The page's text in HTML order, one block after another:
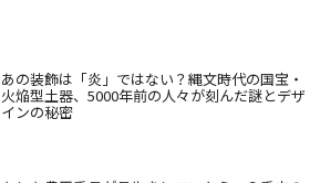
あの装飾は「炎」ではない？縄文時代の国宝・
火焔型土器、5000年前の人々が刻んだ謎とデザ
インの秘密